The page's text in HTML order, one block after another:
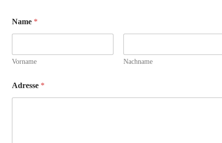
Name *
Vorname Nachname
Adresse *